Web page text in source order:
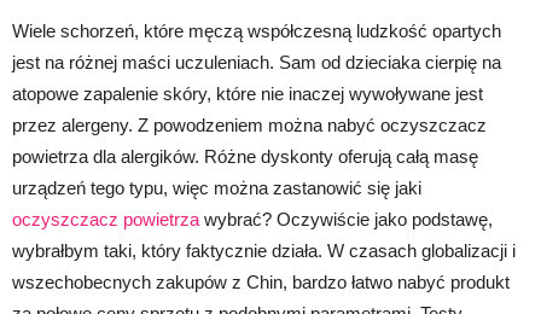
Wiele schorzeń, które męczą współczesną ludzkość opartych
jest na różnej maści uczuleniach. Sam od dzieciaka cierpię na
atopowe zapalenie skóry, które nie inaczej wywoływane jest
przez alergeny. Z powodzeniem można nabyć oczyszczacz
powietrza dla alergików. Różne dyskonty oferują całą masę
urządzeń tego typu, więc można zastanowić się jaki
oczyszczacz powietrza wybrać? Oczywiście jako podstawę,
wybrałbym taki, który faktycznie działa. W czasach globalizacji i
wszechobecnych zakupów z Chin, bardzo łatwo nabyć produkt